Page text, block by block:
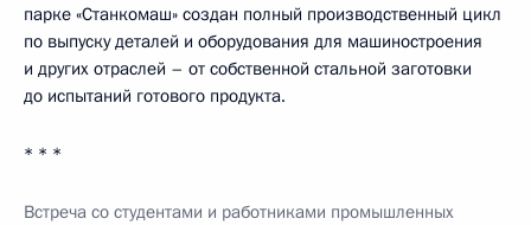
парке «Станкомаш» создан полный производственный цикл
по выпуску деталей и оборудования для машиностроения
и других отраслей – от собственной стальной заготовки
до испытаний готового продукта.
* * *
Встреча со студентами и работниками промышленных